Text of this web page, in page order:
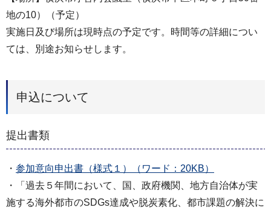
地の10）（予定）
実施日及び場所は現時点の予定です。時間等の詳細につい
ては、別途お知らせします。
申込について
提出書類
・ 参加意向申出書（様式１）（ワード：20KB）
・「過去５年間において、国、政府機関、地方自治体が実
施する海外都市のSDGs達成や脱炭素化、都市課題の解決に